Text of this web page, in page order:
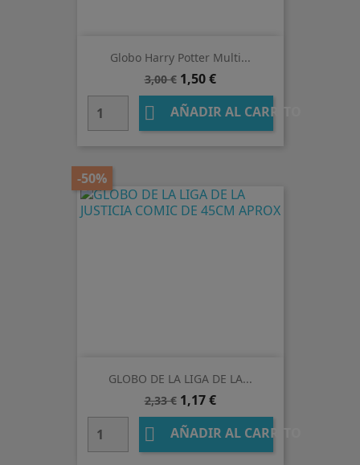
Globo Harry Potter Multi...
Precio
base
3,00 € Precio
1,50 €
 AÑADIR AL CARRITO
GLOBO DE LA LIGA DE LA...
Precio
base
2,33 €
-50%
Precio
1,17 €
 AÑADIR AL CARRITO